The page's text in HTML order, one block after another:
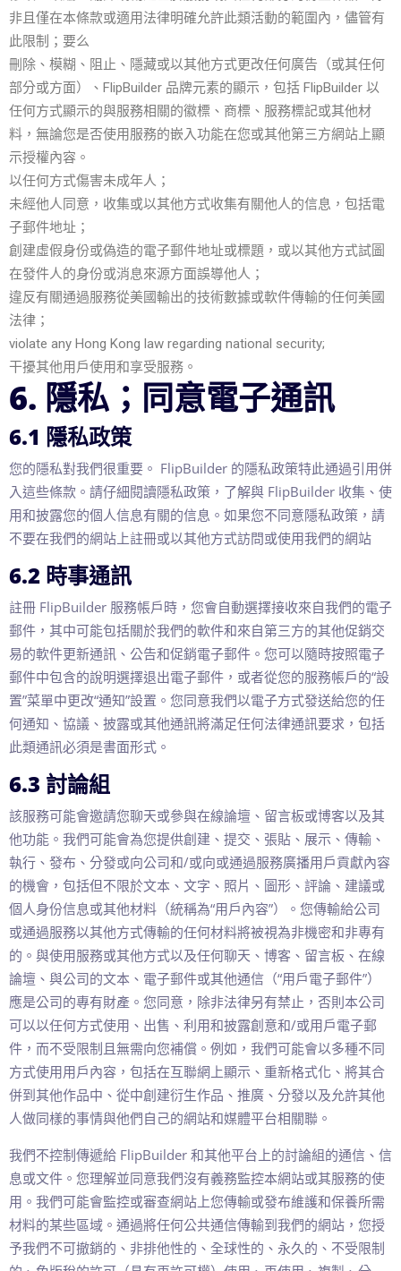
非且僅在本條款或適用法律明確允許此類活動的範圍內，儘管有
此限制；要么
刪除、模糊、阻止、隱藏或以其他方式更改任何廣告（或其任何
部分或方面）、FlipBuilder 品牌元素的顯示，包括 FlipBuilder 以
任何方式顯示的與服務相關的徽標、商標、服務標記或其他材
料，無論您是否使用服務的嵌入功能在您或其他第三方網站上顯
示授權內容。
以任何方式傷害未成年人；
未經他人同意，收集或以其他方式收集有關他人的信息，包括電
子郵件地址；
創建虛假身份或偽造的電子郵件地址或標題，或以其他方式試圖
在發件人的身份或消息來源方面誤導他人；
違反有關通過服務從美國輸出的技術數據或軟件傳輸的任何美國
法律；
violate any Hong Kong law regarding national security;
干擾其他用戶使用和享受服務。
6. 隱私；同意電子通訊
6.1 隱私政策
您的隱私對我們很重要。 FlipBuilder 的隱私政策特此通過引用併
入這些條款。請仔細閱讀隱私政策，了解與 FlipBuilder 收集、使
用和披露您的個人信息有關的信息。如果您不同意隱私政策，請
不要在我們的網站上註冊或以其他方式訪問或使用我們的網站
6.2 時事通訊
註冊 FlipBuilder 服務帳戶時，您會自動選擇接收來自我們的電子
郵件，其中可能包括關於我們的軟件和來自第三方的其他促銷交
易的軟件更新通訊、公告和促銷電子郵件。您可以隨時按照電子
郵件中包含的說明選擇退出電子郵件，或者從您的服務帳戶的“設
置”菜單中更改“通知”設置。您同意我們以電子方式發送給您的任
何通知、協議、披露或其他通訊將滿足任何法律通訊要求，包括
此類通訊必須是書面形式。
6.3 討論組
該服務可能會邀請您聊天或參與在線論壇、留言板或博客以及其
他功能。我們可能會為您提供創建、提交、張貼、展示、傳輸、
執行、發布、分發或向公司和/或向或通過服務廣播用戶貢獻內容
的機會，包括但不限於文本、文字、照片、圖形、評論、建議或
個人身份信息或其他材料（統稱為“用戶內容”）。您傳輸給公司
或通過服務以其他方式傳輸的任何材料將被視為非機密和非專有
的。與使用服務或其他方式以及任何聊天、博客、留言板、在線
論壇、與公司的文本、電子郵件或其他通信（“用戶電子郵件”）
應是公司的專有財產。您同意，除非法律另有禁止，否則本公司
可以以任何方式使用、出售、利用和披露創意和/或用戶電子郵
件，而不受限制且無需向您補償。例如，我們可能會以多種不同
方式使用用戶內容，包括在互聯網上顯示、重新格式化、將其合
併到其他作品中、從中創建衍生作品、推廣、分發以及允許其他
人做同樣的事情與他們自己的網站和媒體平台相關聯。
我們不控制傳遞給 FlipBuilder 和其他平台上的討論組的通信、信
息或文件。您理解並同意我們沒有義務監控本網站或其服務的使
用。我們可能會監控或審查網站上您傳輸或發布維護和保養所需
材料的某些區域。通過將任何公共通信傳輸到我們的網站，您授
予我們不可撤銷的、非排他性的、全球性的、永久的、不受限制